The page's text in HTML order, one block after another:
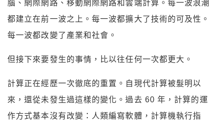
腦、網際網路、移動網際網路和雲端計算。每一波浪潮
都建立在前一波之上。每一波都擴大了技術的可及性。
每一波都改變了產業和社會。
但接下來要發生的事情，比以往任何一次都更大。
計算正在經歷一次徹底的重置。自現代計算被髮明以
來，還從未發生過這樣的變化。過去 60 年，計算的運
作方式基本沒有改變：人類編寫軟體，計算機執行指